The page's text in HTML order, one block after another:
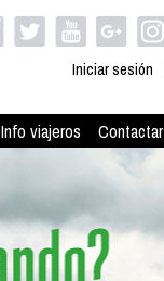
Iniciar sesión
Info viajeros Contactar